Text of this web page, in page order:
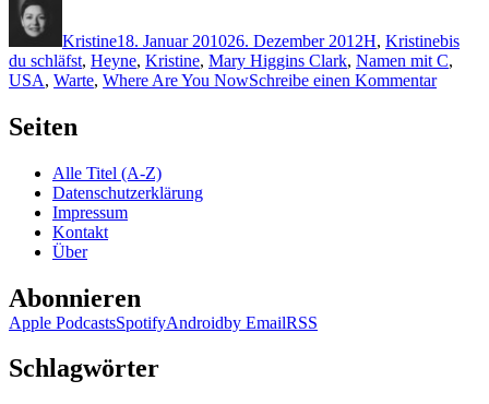
Kristine18. Januar 201026. Dezember 2012H, Kristinebis
du schläfst, Heyne, Kristine, Mary Higgins Clark, Namen mit C,
USA, Warte, Where Are You NowSchreibe einen Kommentarzu
Seiten
Alle Titel (A-Z)
Datenschutzerklärung
Impressum
Kontakt
Über
Abonnieren
Apple PodcastsSpotifyAndroidby EmailRSS
Schlagwörter